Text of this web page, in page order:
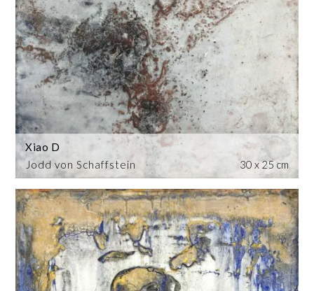
Jodd von Schaffstein
Xiao D
30 x 25 cm